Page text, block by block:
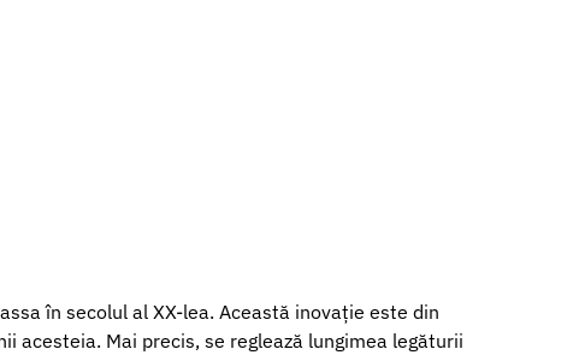
în secolul al XX-lea. Această inovație este din
acesteia. Mai precis, se reglează lungimea legăturii